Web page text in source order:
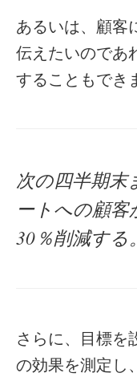
あるいは、顧客
伝えたいのであ
することもでき
次の四半期
ートへの顧
30％削減する。
さらに、目標を
の効果を測定し